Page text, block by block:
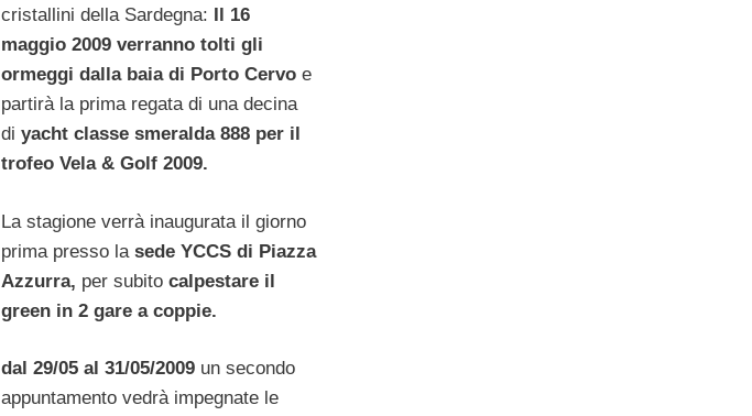
cristallini della Sardegna:
Il 16
maggio 2009 verranno tolti gli
ormeggi dalla baia di Porto Cervoe
partirà la prima regata di una decina
di yacht classe smeralda 888 per il
trofeo Vela & Golf 2009.
La stagione verrà inaugurata il giorno
prima presso la sede YCCS di Piazza
Azzurra, per subito calpestare il
green in 2 gare a coppie.
dal 29/05 al 31/05/2009un secondo
appuntamento vedrà impegnate le